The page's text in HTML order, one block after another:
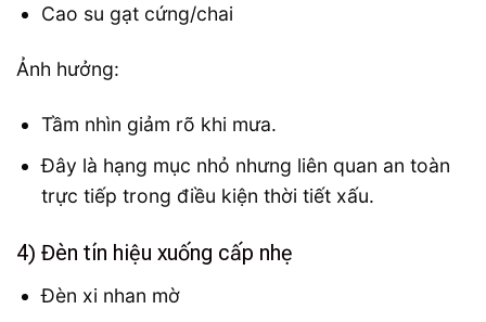
Cao su gạt cứng/chai
Ảnh hưởng:
Tầm nhìn giảm rõ khi mưa.
Đây là hạng mục nhỏ nhưng liên quan an toàn
trực tiếp trong điều kiện thời tiết xấu.
4) Đèn tín hiệu xuống cấp nhẹ
Đèn xi nhan mờ